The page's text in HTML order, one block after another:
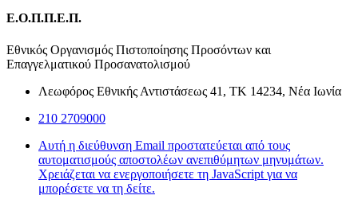
Ε.Ο.Π.Π.Ε.Π.
Εθνικός Οργανισμός Πιστοποίησης Προσόντων και
Επαγγελματικού Προσανατολισμού
Λεωφόρος Εθνικής Αντιστάσεως 41, ΤΚ 14234, Νέα Ιωνία
210 2709000
Αυτή η διεύθυνση Email προστατεύεται από τους
αυτοματισμούς αποστολέων ανεπιθύμητων μηνυμάτων.
Χρειάζεται να ενεργοποιήσετε τη JavaScript για να
μπορέσετε να τη δείτε.